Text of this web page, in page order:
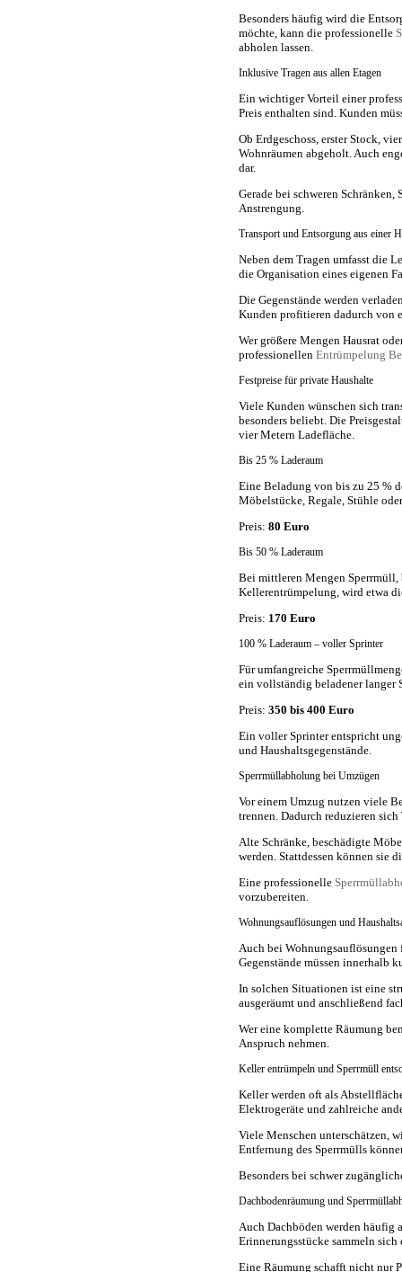
Besonders häufig wird die
möchte, kann die professionelle
abholen lassen.
Inklusive Tragen aus allen Etagen
Ein wichtiger Vorteil einer
Preis enthalten sind. Kunden
Ob Erdgeschoss, erster Stock,
Wohnräumen abgeholt. Auch
dar.
Gerade bei schweren
Anstrengung.
Transport und Entsorgung aus einer
Neben dem Tragen umfasst die
die Organisation eines eigenen
Die Gegenstände werden
Kunden profitieren dadurch von
Wer größere Mengen Hausrat
professionellen Entrümpelung
Festpreise für private Haushalte
Viele Kunden wünschen sich
besonders beliebt. Die
vier Metern Ladefläche.
Bis 25 % Laderaum
Eine Beladung von bis zu 25 %
Möbelstücke, Regale, Stühle
Preis: 80 Euro
Bis 50 % Laderaum
Bei mittleren Mengen Sperrmüll,
Kellerentrümpelung, wird etwa
Preis: 170 Euro
100 % Laderaum – voller Sprinter
Für umfangreiche
ein vollständig beladener langer
Preis: 350 bis 400 Euro
Ein voller Sprinter entspricht
und Haushaltsgegenstände.
Sperrmüllabholung bei Umzügen
Vor einem Umzug nutzen viele
trennen. Dadurch reduzieren
Alte Schränke, beschädigte
werden. Stattdessen können sie
Eine professionelle
vorzubereiten.
Wohnungsauflösungen und
Auch bei
Gegenstände müssen innerhalb
In solchen Situationen ist eine
ausgeräumt und anschließend
Wer eine komplette Räumung
Anspruch nehmen.
Keller entrümpeln und Sperrmüll
Keller werden oft als
Elektrogeräte und zahlreiche
Viele Menschen unterschätzen,
Entfernung des Sperrmülls
Besonders bei schwer
Dachbodenräumung und
Auch Dachböden werden häufig
Erinnerungsstücke sammeln
Eine Räumung schafft nicht nur